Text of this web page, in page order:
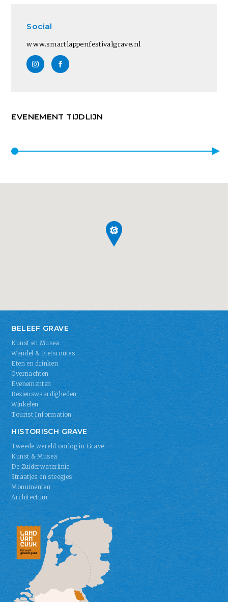
Social
www.smartlappenfestivalgrave.nl
EVENEMENT TIJDLIJN
BELEEF GRAVE
Kunst en Musea
Wandel & Fietsroutes
Eten en drinken
Overnachten
Evenementen
Bezienswaardigheden
Winkelen
Tourist Information
HISTORISCH GRAVE
Tweede wereld oorlog in Grave
Kunst & Musea
De Zuiderwaterlinie
Straatjes en steegjes
Monumenten
Architectuur